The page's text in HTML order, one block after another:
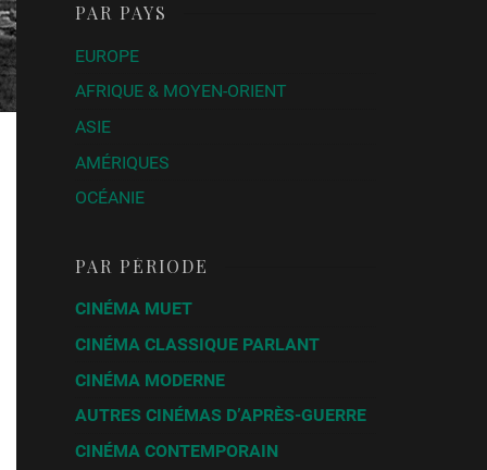
PAR PAYS
EUROPE
AFRIQUE & MOYEN-ORIENT
ASIE
AMÉRIQUES
OCÉANIE
PAR PÉRIODE
CINÉMA MUET
CINÉMA CLASSIQUE PARLANT
CINÉMA MODERNE
AUTRES CINÉMAS D’APRÈS-GUERRE
CINÉMA CONTEMPORAIN